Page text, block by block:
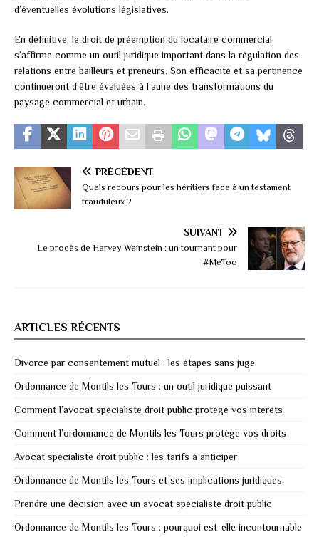
d’éventuelles évolutions législatives.
En définitive, le droit de préemption du locataire commercial
s’affirme comme un outil juridique important dans la régulation des
relations entre bailleurs et preneurs. Son efficacité et sa pertinence
continueront d’être évaluées à l’aune des transformations du
paysage commercial et urbain.
PRÉCÉDENT
Quels recours pour les héritiers face à un testament
frauduleux ?
SUIVANT
Le procès de Harvey Weinstein : un tournant pour
#MeToo
ARTICLES RÉCENTS
Divorce par consentement mutuel : les étapes sans juge
Ordonnance de Montils les Tours : un outil juridique puissant
Comment l’avocat spécialiste droit public protège vos intérêts
Comment l’ordonnance de Montils les Tours protège vos droits
Avocat spécialiste droit public : les tarifs à anticiper
Ordonnance de Montils les Tours et ses implications juridiques
Prendre une décision avec un avocat spécialiste droit public
Ordonnance de Montils les Tours : pourquoi est-elle incontournable